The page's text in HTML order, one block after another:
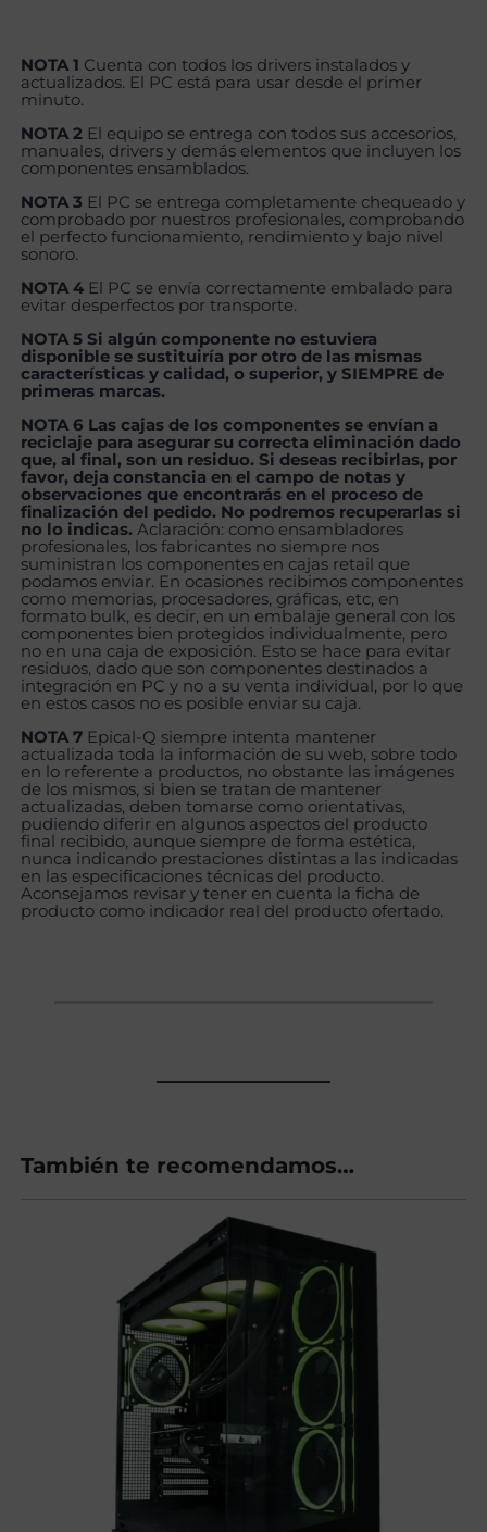
NOTA 1 Cuenta con todos los drivers instalados y
actualizados. El PC está para usar desde el primer
minuto.
NOTA 2 El equipo se entrega con todos sus accesorios,
manuales, drivers y demás elementos que incluyen los
componentes ensamblados.
NOTA 3 El PC se entrega completamente chequeado y
comprobado por nuestros profesionales, comprobando
el perfecto funcionamiento, rendimiento y bajo nivel
sonoro.
NOTA 4 El PC se envía correctamente embalado para
evitar desperfectos por transporte.
NOTA 5 Si algún componente no estuviera
disponible se sustituiría por otro de las mismas
características y calidad, o superior, y SIEMPRE de
primeras marcas.
NOTA 6 Las cajas de los componentes se envían a
reciclaje para asegurar su correcta eliminación dado
que, al final, son un residuo. Si deseas recibirlas, por
favor, deja constancia en el campo de notas y
observaciones que encontrarás en el proceso de
finalización del pedido. No podremos recuperarlas si
no lo indicas. Aclaración: como ensambladores
profesionales, los fabricantes no siempre nos
suministran los componentes en cajas retail que
podamos enviar. En ocasiones recibimos componentes
como memorias, procesadores, gráficas, etc, en
formato bulk, es decir, en un embalaje general con los
componentes bien protegidos individualmente, pero
no en una caja de exposición. Esto se hace para evitar
residuos, dado que son componentes destinados a
integración en PC y no a su venta individual, por lo que
en estos casos no es posible enviar su caja.
NOTA 7 Epical-Q siempre intenta mantener
actualizada toda la información de su web, sobre todo
en lo referente a productos, no obstante las imágenes
de los mismos, si bien se tratan de mantener
actualizadas, deben tomarse como orientativas,
pudiendo diferir en algunos aspectos del producto
final recibido, aunque siempre de forma estética,
nunca indicando prestaciones distintas a las indicadas
en las especificaciones técnicas del producto.
Aconsejamos revisar y tener en cuenta la ficha de
producto como indicador real del producto ofertado.
También te recomendamos…